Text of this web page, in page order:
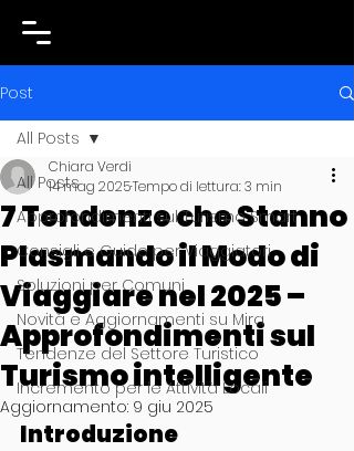
Post
All Posts
Approfondimenti sul Turismo Smart
Consigli e Guide per Viaggiatori
Soluzioni per Comuni
Novità e Aggiornamenti su Mira
Tendenze del Settore Turistico
Incremento per le Attività Locali
All Posts
7 Tendenze che Stanno
Plasmando il Modo di
Viaggiare nel 2025 –
Approfondimenti sul
Turismo intelligente
Chiara Verdi
14 mag 2025Tempo di lettura: 3 min
Aggiornamento: 9 giu 2025
Introduzione